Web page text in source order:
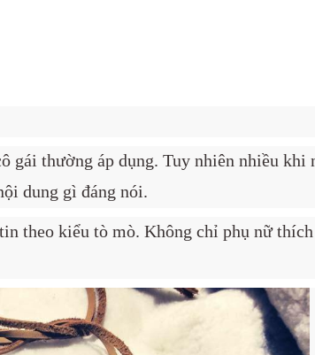
gái thường áp dụng. Tuy nhiên nhiều
dung gì đáng nói.
theo kiểu tò mò. Không chỉ phụ nữ